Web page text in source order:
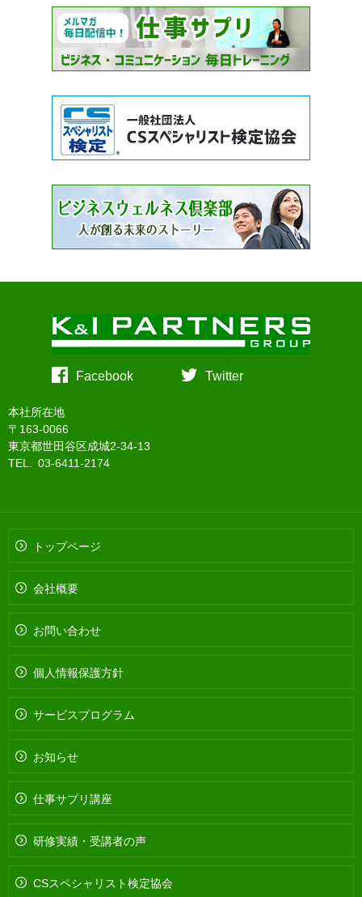
Facebook Twitter
本社所在地
〒163-0066
東京都世田谷区成城2-34-13
TEL. 03-6411-2174
トップページ
会社概要
お問い合わせ
個人情報保護方針
サービスプログラム
お知らせ
仕事サプリ講座
研修実績・受講者の声
CSスペシャリスト検定協会